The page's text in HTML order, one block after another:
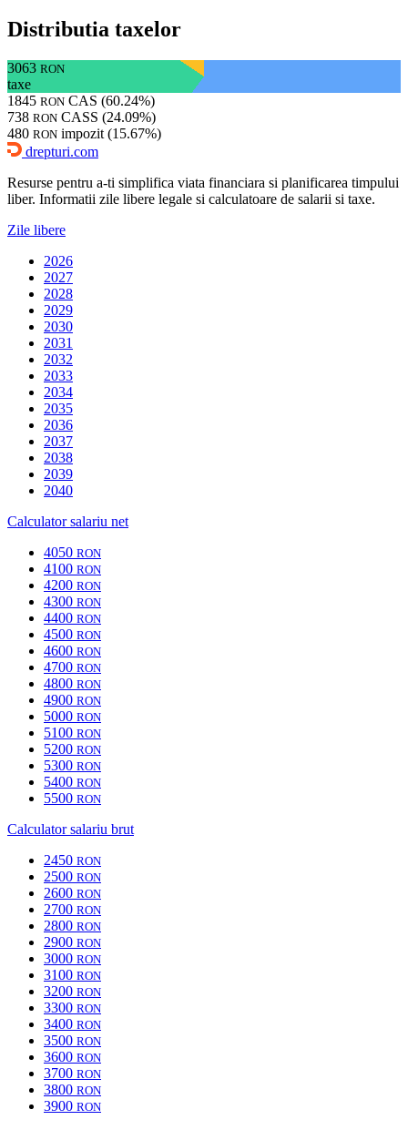
Distributia taxelor
3063 RON
taxe
1845 RON CAS (60.24%)
738 RON CASS (24.09%)
480 RON impozit (15.67%)
drepturi.com
Resurse pentru a-ti simplifica viata financiara si planificarea timpului
liber. Informatii zile libere legale si calculatoare de salarii si taxe.
Zile libere
2026
2027
2028
2029
2030
2031
2032
2033
2034
2035
2036
2037
2038
2039
2040
Calculator salariu net
4050 RON
4100 RON
4200 RON
4300 RON
4400 RON
4500 RON
4600 RON
4700 RON
4800 RON
4900 RON
5000 RON
5100 RON
5200 RON
5300 RON
5400 RON
5500 RON
Calculator salariu brut
2450 RON
2500 RON
2600 RON
2700 RON
2800 RON
2900 RON
3000 RON
3100 RON
3200 RON
3300 RON
3400 RON
3500 RON
3600 RON
3700 RON
3800 RON
3900 RON